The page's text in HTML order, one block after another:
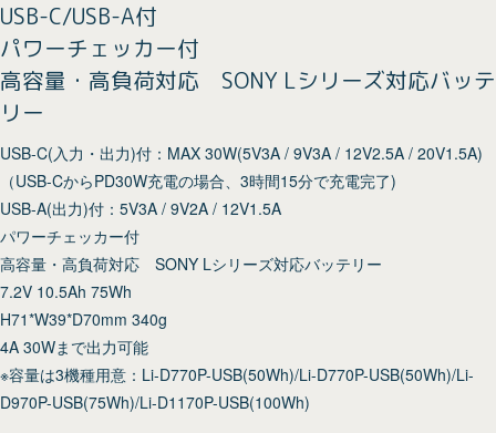
USB-C/USB-A付
パワーチェッカー付
高容量・高負荷対応 SONY Lシリーズ対応バッテ
リー
USB-C(入力・出力)付：MAX 30W(5V3A / 9V3A / 12V2.5A / 20V1.5A)
（USB-CからPD30W充電の場合、3時間15分で充電完了)
USB-A(出力)付：5V3A / 9V2A / 12V1.5A
パワーチェッカー付
高容量・高負荷対応 SONY Lシリーズ対応バッテリー
7.2V 10.5Ah 75Wh
H71*W39*D70mm 340g
4A 30Wまで出力可能
※容量は3機種用意：Li-D770P-USB(50Wh)/Li-D770P-USB(50Wh)/Li-
D970P-USB(75Wh)/Li-D1170P-USB(100Wh)